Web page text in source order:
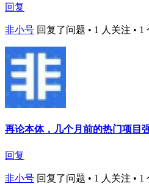
回复
非小号 回复了问题 • 1 人关注 • 1
再论本体，几个月前的热门项目
回复
非小号 回复了问题 • 1 人关注 • 1